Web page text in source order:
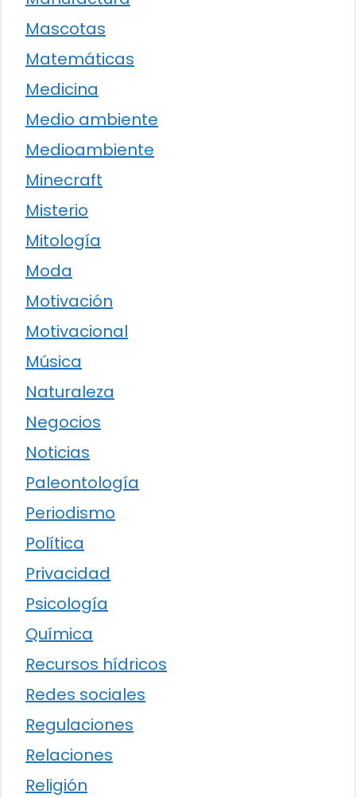
Mascotas
Matemáticas
Medicina
Medio ambiente
Medioambiente
Minecraft
Misterio
Mitología
Moda
Motivación
Motivacional
Música
Naturaleza
Negocios
Noticias
Paleontología
Periodismo
Política
Privacidad
Psicología
Química
Recursos hídricos
Redes sociales
Regulaciones
Relaciones
Religión